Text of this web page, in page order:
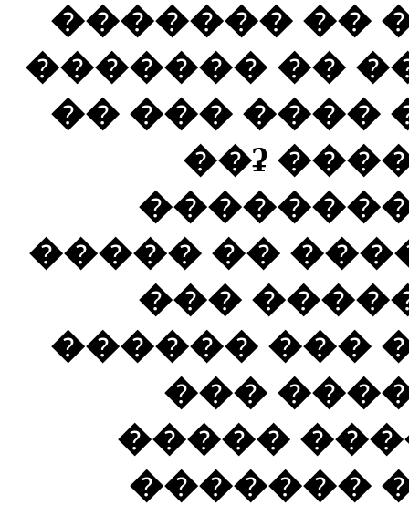
������� ��
������� ��
�� ��� ����
��ʡ
����� ��
���
������ ���
���
�����
�������